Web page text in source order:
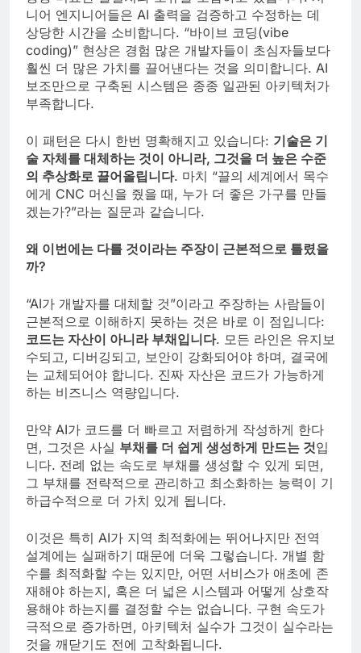
니어 엔지니어들은 AI 출력을 검증하고 수정하는 데
상당한 시간을 소비합니다. “바이브 코딩(vibe
coding)” 현상은 경험 많은 개발자들이 초심자들보다
훨씬 더 많은 가치를 끌어낸다는 것을 의미합니다. AI
보조만으로 구축된 시스템은 종종 일관된 아키텍처가
부족합니다.
이 패턴은 다시 한번 명확해지고 있습니다: 기술은 기
술 자체를 대체하는 것이 아니라, 그것을 더 높은 수준
의 추상화로 끌어올립니다. 마치 “끌의 세계에서 목수
에게 CNC 머신을 줬을 때, 누가 더 좋은 가구를 만들
겠는가?”라는 질문과 같습니다.
왜 이번에는 다를 것이라는 주장이 근본적으로 틀렸을
까?
“AI가 개발자를 대체할 것”이라고 주장하는 사람들이
근본적으로 이해하지 못하는 것은 바로 이 점입니다:
코드는 자산이 아니라 부채입니다. 모든 라인은 유지보
수되고, 디버깅되고, 보안이 강화되어야 하며, 결국에
는 교체되어야 합니다. 진짜 자산은 코드가 가능하게
하는 비즈니스 역량입니다.
만약 AI가 코드를 더 빠르고 저렴하게 작성하게 한다
면, 그것은 사실 부채를 더 쉽게 생성하게 만드는 것입
니다. 전례 없는 속도로 부채를 생성할 수 있게 되면,
그 부채를 전략적으로 관리하고 최소화하는 능력이 기
하급수적으로 더 가치 있게 됩니다.
이것은 특히 AI가 지역 최적화에는 뛰어나지만 전역
설계에는 실패하기 때문에 더욱 그렇습니다. 개별 함
수를 최적화할 수는 있지만, 어떤 서비스가 애초에 존
재해야 하는지, 혹은 더 넓은 시스템과 어떻게 상호작
용해야 하는지를 결정할 수는 없습니다. 구현 속도가
극적으로 증가하면, 아키텍처 실수가 그것이 실수라는
것을 깨닫기도 전에 고착화됩니다.